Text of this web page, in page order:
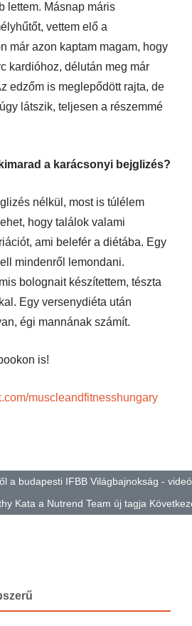
lettem. Másnap máris
vettem elő a
már azon kaptam magam, hogy
kardióhoz, délután meg már
edzőm is meglepődött rajta, de
látszik, teljesen a részemmé
a karácsonyi bejglizés?
nélkül, most is túlélem
hogy találok valami
ami belefér a diétába. Egy
mindenről lemondani.
bolognait készítettem, tészta
Egy versenydiéta után
égi mannának számít.
is!
muscleandfitnesshungary
a budapesti IFBB Világbajnokság -
Kata a Nutrend Team új tagja